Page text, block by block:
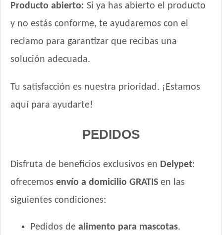
Producto abierto: Si ya has abierto el producto
y no estás conforme, te ayudaremos con el
reclamo para garantizar que recibas una
solución adecuada.
Tu satisfacción es nuestra prioridad. ¡Estamos
aquí para ayudarte!
PEDIDOS
Disfruta de beneficios exclusivos en Delypet:
ofrecemos envío a domicilio GRATIS en las
siguientes condiciones:
Pedidos de alimento para mascotas.